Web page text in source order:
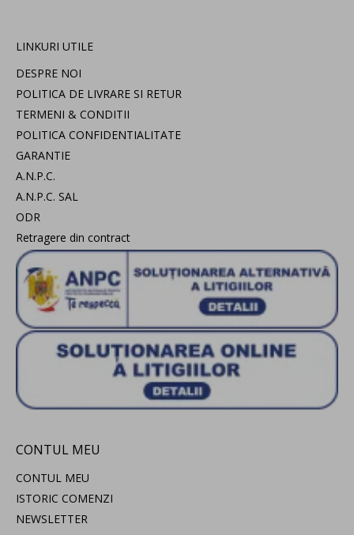
LINKURI UTILE
DESPRE NOI
POLITICA DE LIVRARE SI RETUR
TERMENI & CONDITII
POLITICA CONFIDENTIALITATE
GARANTIE
A.N.P.C.
A.N.P.C. SAL
ODR
Retragere din contract
CONTUL MEU
CONTUL MEU
ISTORIC COMENZI
NEWSLETTER